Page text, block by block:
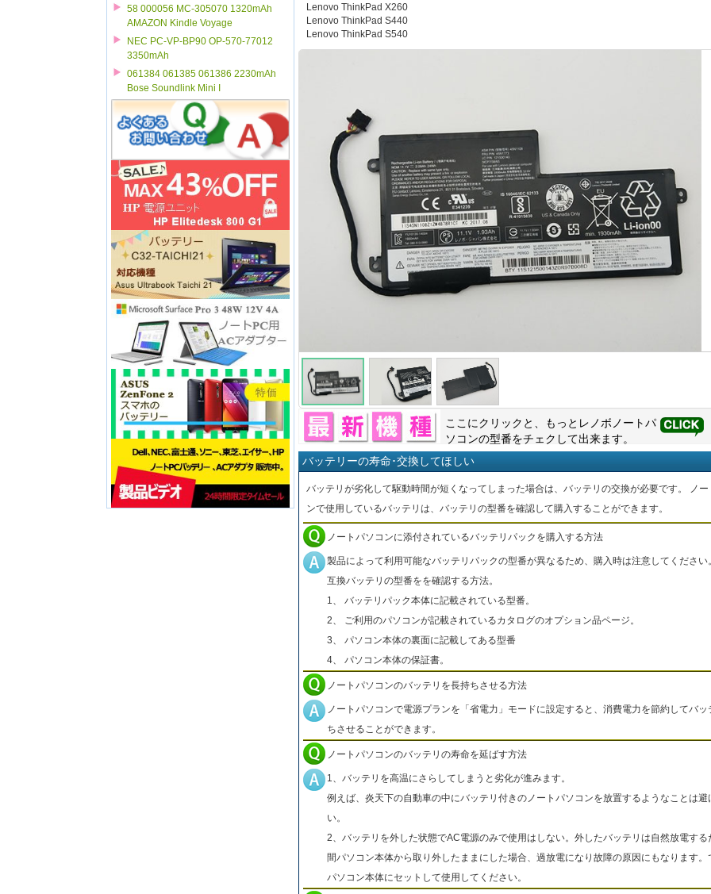
58 000056 MC-305070 1320mAh
AMAZON Kindle Voyage
NEC PC-VP-BP90 OP-570-77012
3350mAh
061384 061385 061386 2230mAh
Bose Soundlink Mini I
Lenovo ThinkPad X260
Lenovo ThinkPad S440
Lenovo ThinkPad S540
ここにクリックと、もっと レノボ ノートパ
ソコンの型番をチェクして出来ます。
バッテリーの寿命･交換してほしい
バッテリが劣化して駆動時間が短くなってしまった場合は、バッテリの交換が必要です。 ノー
ンで使用しているバッテリは、バッテリの型番を確認して購入することができます。
ノートパソコンに添付されているバッテリパックを購入する方法
製品によって利用可能なバッテリパックの型番が異なるため、購入時は注意してください
互換バッテリの型番をを確認する方法。
1、 バッテリパック本体に記載されている型番。
2、 ご利用のパソコンが記載されているカタログのオプション品ページ。
3、 パソコン本体の裏面に記載してある型番
4、 パソコン本体の保証書。
ノートパソコンのバッテリを長持ちさせる方法
ノートパソコンで電源プランを「省電力」モードに設定すると、消費電力を節約してバッ
ちさせることができます。
ノートパソコンのバッテリの寿命を延ばす方法
1、バッテリを高温にさらしてしまうと劣化が進みます。
例えば、炎天下の自動車の中にバッテリ付きのノートパソコンを放置するようなことは避
い。
2、バッテリを外した状態でAC電源のみで使用はしない。外したバッテリは自然放電する
間パソコン本体から取り外したままにした場合、過放電になり故障の原因にもなります。
パソコン本体にセットして使用してください。